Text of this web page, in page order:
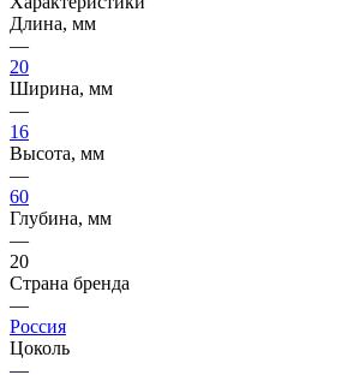
Длина, мм
—
20
Ширина, мм
—
16
Высота, мм
—
60
Глубина, мм
—
20
Страна бренда
—
Россия
Цоколь
—